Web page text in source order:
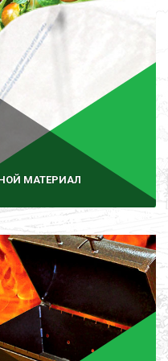
МАТЕРИАЛ